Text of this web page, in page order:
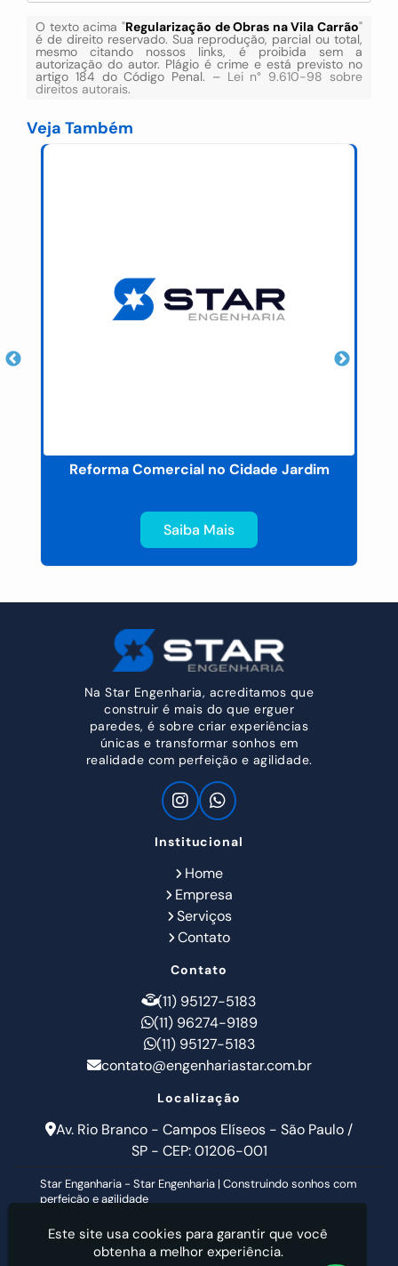
O texto acima "Regularização de Obras na Vila Carrão"
é de direito reservado. Sua reprodução, parcial ou total,
mesmo citando nossos links, é proibida sem a
autorização do autor. Plágio é crime e está previsto no
artigo 184 do Código Penal. – Lei n° 9.610-98 sobre
direitos autorais.
Veja Também
Reforma Comercial no Cidade Jardim
Saiba Mais
Na Star Engenharia, acreditamos que
construir é mais do que erguer
paredes, é sobre criar experiências
únicas e transformar sonhos em
realidade com perfeição e agilidade.
Institucional
Home
Empresa
Serviços
Contato
Contato
(11) 95127-5183
(11) 96274-9189
(11) 95127-5183
contato@engenhariastar.com.br
Localização
Av. Rio Branco - Campos Elíseos - São Paulo /
SP - CEP: 01206-001
Star Enganharia - Star Engenharia | Construindo sonhos com
perfeição e agilidade
Este site usa cookies para garantir que você
obtenha a melhor experiência.